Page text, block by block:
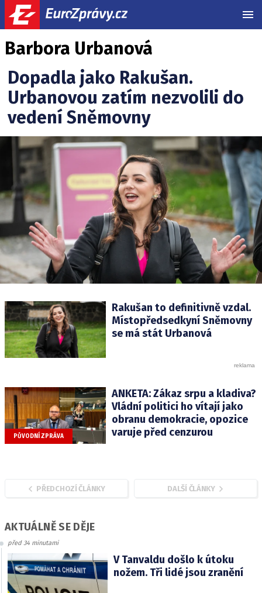
Barbora Urbanová
Dopadla jako Rakušan.
Urbanovou zatím nezvolili do
vedení Sněmovny
Rakušan to definitivně vzdal.
Místopředsedkyní Sněmovny
se má stát Urbanová
PŮVODNÍ ZPRÁVA
ANKETA: Zákaz srpu a kladiva?
Vládní politici ho vítají jako
obranu demokracie, opozice
varuje před cenzurou
PŘEDCHOZÍ ČLÁNKY DALŠÍ ČLÁNKY
AKTUÁLNĚ SE DĚJE
před 34 minutami
V Tanvaldu došlo k útoku
nožem. Tři lidé jsou zranění